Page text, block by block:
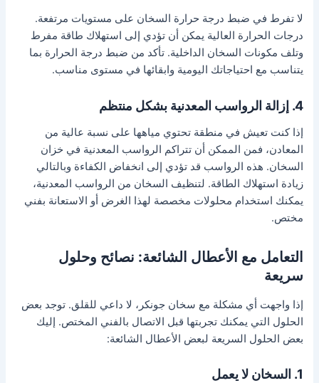
لا تفرط في ضبط درجة حرارة السخان على مستويات مرتفعة.
درجات الحرارة العالية يمكن أن تؤدي إلى استهلاك طاقة مفرط
وتلف مكونات السخان الداخلية. تأكد من ضبط درجة الحرارة بما
يتناسب مع احتياجاتك اليومية وابقائها في مستوى مناسب.
4. إزالة الرواسب المعدنية بشكل منتظم
إذا كنت تعيش في منطقة تحتوي مياهها على نسبة عالية من
المعادن، فمن الممكن أن تتراكم الرواسب المعدنية في خزان
السخان. هذه الرواسب قد تؤدي إلى انخفاض الكفاءة وبالتالي
زيادة استهلاك الطاقة. لتنظيف السخان من الرواسب المعدنية،
يمكنك استخدام محلولات مخصصة لهذا الغرض أو الاستعانة بفني
مختص.
التعامل مع الأعطال الشائعة: نصائح وحلول
سريعة
إذا واجهت أي مشكلة مع سخان جونكر، لا داعي للقلق. توجد بعض
الحلول التي يمكنك تجربتها قبل الاتصال بالفني المختص. إليك
بعض الحلول السريعة لبعض الأعطال الشائعة:
1. السخان لا يعمل